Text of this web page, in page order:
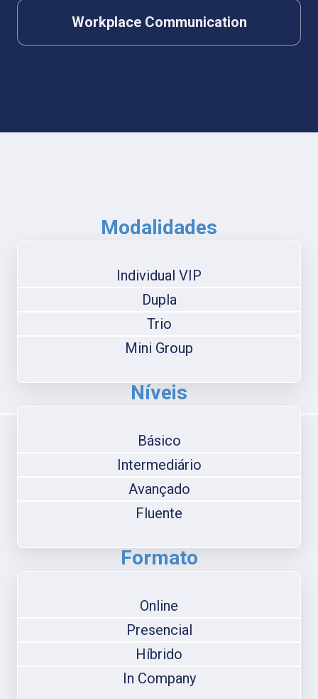
Workplace Communication
Modalidades
Individual VIP
Dupla
Trio
Mini Group
Níveis
Básico
Intermediário
Avançado
Fluente
Formato
Online
Presencial
Híbrido
In Company